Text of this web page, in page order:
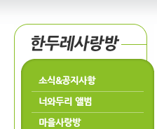
소식&공지사항
너와두리 앨범
마을사랑방